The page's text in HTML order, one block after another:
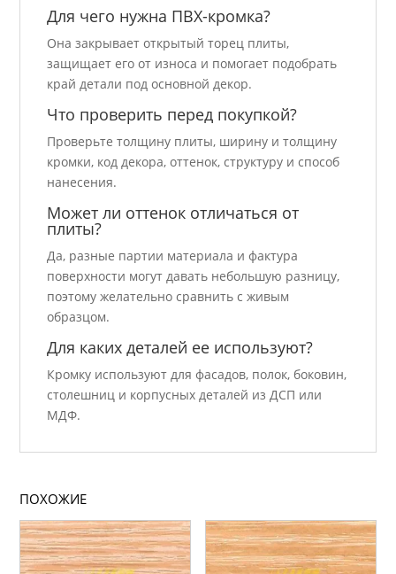
Для чего нужна ПВХ-кромка?
Она закрывает открытый торец плиты,
защищает его от износа и помогает подобрать
край детали под основной декор.
Что проверить перед покупкой?
Проверьте толщину плиты, ширину и толщину
кромки, код декора, оттенок, структуру и способ
нанесения.
Может ли оттенок отличаться от
плиты?
Да, разные партии материала и фактура
поверхности могут давать небольшую разницу,
поэтому желательно сравнить с живым
образцом.
Для каких деталей ее используют?
Кромку используют для фасадов, полок, боковин,
столешниц и корпусных деталей из ДСП или
МДФ.
ПОХОЖИЕ